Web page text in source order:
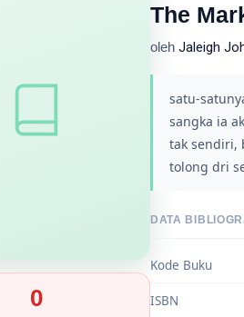
0
The
oleh Jaleigh
satu-
sangka ia
tak sendiri,
tolong dri
DATA
Kode Buku
ISBN